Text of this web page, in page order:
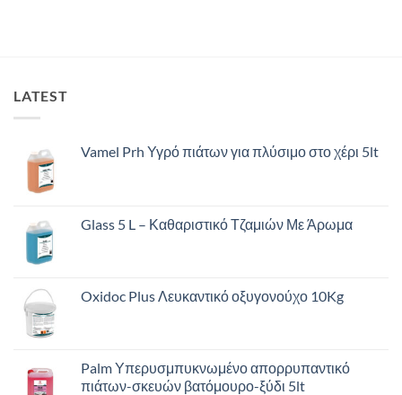
LATEST
Vamel Prh Υγρό πιάτων για πλύσιμο στο χέρι 5lt
Glass 5 L – Καθαριστικό Τζαμιών Με Άρωμα
Oxidoc Plus Λευκαντικό οξυγονούχο 10Kg
Palm Υπερυσμπυκνωμένο απορρυπαντικό
πιάτων-σκευών βατόμουρο-ξύδι 5lt